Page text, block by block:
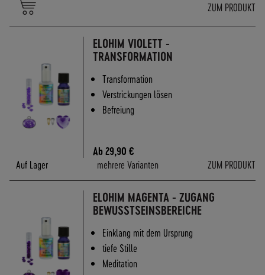
ZUM PRODUKT
ELOHIM VIOLETT -
TRANSFORMATION
Transformation
Verstrickungen lösen
Befreiung
Ab29,90 €
Auf Lager
mehrere Varianten ZUM PRODUKT
ELOHIM MAGENTA - ZUGANG
BEWUSSTSEINSBEREICHE
Einklang mit dem Ursprung
tiefe Stille
Meditation